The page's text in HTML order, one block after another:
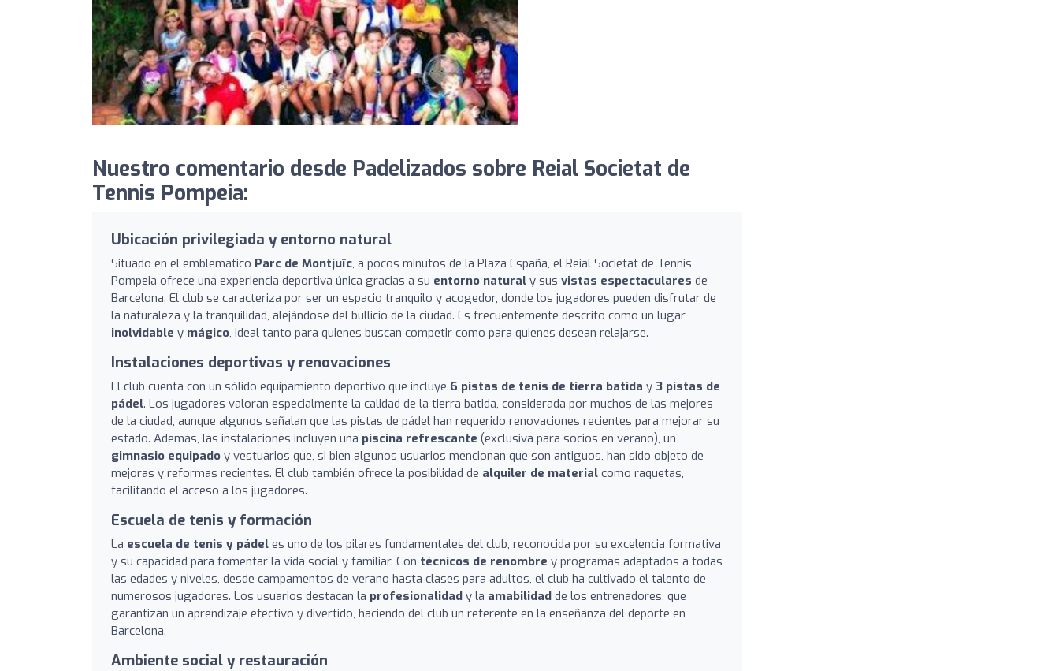
Nuestro comentario desde Padelizados sobre Reial Societat de
Tennis Pompeia:
Ubicación privilegiada y entorno natural
Situado en el emblemático Parc de Montjuïc, a pocos minutos de la Plaza España, el Reial Societat de Tennis
Pompeia ofrece una experiencia deportiva única gracias a su entorno natural y sus vistas espectaculares de
Barcelona. El club se caracteriza por ser un espacio tranquilo y acogedor, donde los jugadores pueden disfrutar de
la naturaleza y la tranquilidad, alejándose del bullicio de la ciudad. Es frecuentemente descrito como un lugar
inolvidable y mágico, ideal tanto para quienes buscan competir como para quienes desean relajarse.
Instalaciones deportivas y renovaciones
El club cuenta con un sólido equipamiento deportivo que incluye 6 pistas de tenis de tierra batida y 3 pistas de
pádel. Los jugadores valoran especialmente la calidad de la tierra batida, considerada por muchos de las mejores
de la ciudad, aunque algunos señalan que las pistas de pádel han requerido renovaciones recientes para mejorar su
estado. Además, las instalaciones incluyen una piscina refrescante (exclusiva para socios en verano), un
gimnasio equipado y vestuarios que, si bien algunos usuarios mencionan que son antiguos, han sido objeto de
mejoras y reformas recientes. El club también ofrece la posibilidad de alquiler de material como raquetas,
facilitando el acceso a los jugadores.
Escuela de tenis y formación
La escuela de tenis y pádel es uno de los pilares fundamentales del club, reconocida por su excelencia formativa
y su capacidad para fomentar la vida social y familiar. Con técnicos de renombre y programas adaptados a todas
las edades y niveles, desde campamentos de verano hasta clases para adultos, el club ha cultivado el talento de
numerosos jugadores. Los usuarios destacan la profesionalidad y la amabilidad de los entrenadores, que
garantizan un aprendizaje efectivo y divertido, haciendo del club un referente en la enseñanza del deporte en
Barcelona.
Ambiente social y restauración